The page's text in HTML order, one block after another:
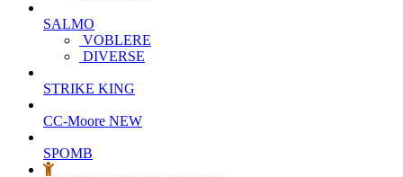
SALMO
VOBLERE
DIVERSE
STRIKE KING
CC-Moore NEW
SPOMB